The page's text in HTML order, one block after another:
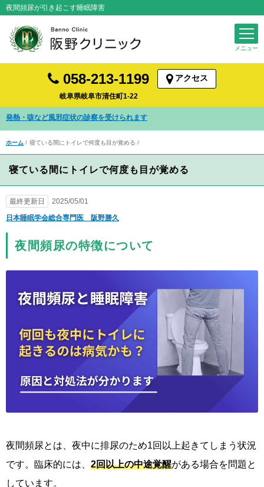
夜間頻尿が引き起こす睡眠障害
058-213-1199
岐阜県岐阜市清住町1-22
アクセス
発熱・咳など風邪症状の診察を受けられます
ホーム 寝ている間にトイレで何度も目が覚める
寝ている間にトイレで何度も目が覚める
最終更新日
2025/05/01
日本睡眠学会総合専門医 阪野勝久
夜間頻尿の特徴について
夜間頻尿とは、夜中に排尿のため1回以上起きてしまう状況
です。臨床的には、 2回以上の中途覚醒がある場合を問題と
しています。